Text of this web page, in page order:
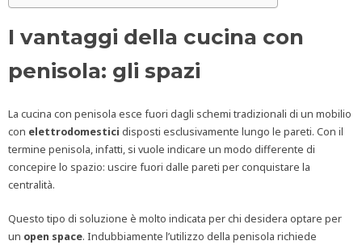
I vantaggi della cucina con
penisola: gli spazi
La cucina con penisola esce fuori dagli schemi tradizionali di un mobilio
con elettrodomestici disposti esclusivamente lungo le pareti. Con il
termine penisola, infatti, si vuole indicare un modo differente di
concepire lo spazio: uscire fuori dalle pareti per conquistare la
centralità.
Questo tipo di soluzione è molto indicata per chi desidera optare per
un open space. Indubbiamente l’utilizzo della penisola richiede